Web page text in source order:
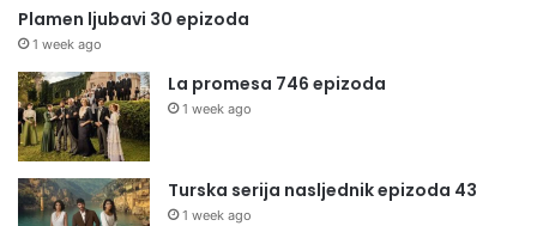
Plamen ljubavi 30 epizoda
1 week ago
La promesa 746 epizoda
1 week ago
Turska serija nasljednik epizoda 43
1 week ago